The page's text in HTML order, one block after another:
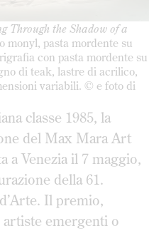
Through the Shadow of a
monyl, pasta mordente su
con pasta mordente su
di teak, lastre di acrilico,
variabili. © e foto di
classe 1985, la
del Max Mara Art
a Venezia il 7 maggio,
della 61.
Il premio,
emergenti o